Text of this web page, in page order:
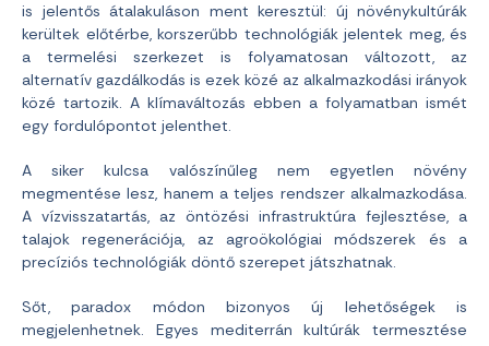
is jelentős átalakuláson ment keresztül: új növénykultúrák
kerültek előtérbe, korszerűbb technológiák jelentek meg, és
a termelési szerkezet is folyamatosan változott, az
alternatív gazdálkodás is ezek közé az alkalmazkodási irányok
közé tartozik. A klímaváltozás ebben a folyamatban ismét
egy fordulópontot jelenthet.
A siker kulcsa valószínűleg nem egyetlen növény
megmentése lesz, hanem a teljes rendszer alkalmazkodása.
A vízvisszatartás, az öntözési infrastruktúra fejlesztése, a
talajok regenerációja, az agroökológiai módszerek és a
precíziós technológiák döntő szerepet játszhatnak.
Sőt, paradox módon bizonyos új lehetőségek is
megjelenhetnek. Egyes mediterrán kultúrák termesztése